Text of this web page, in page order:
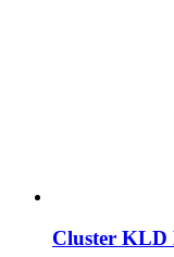
Cluster KLD